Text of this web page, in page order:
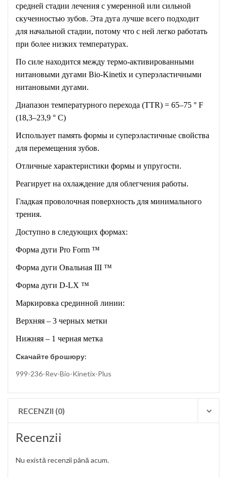
средней стадии лечения с умеренной или сильной
скученностью зубов. Эта дуга лучше всего подходит
для начальной стадии, потому что с ней легко работать
при более низких температурах.
По силе находится между термо-активированными
нитановыми дугами Bio-Kinetix и суперэластичными
нитановыми дугами.
Диапазон температурного перехода (TTR) = 65–75 ° F
(18,3–23,9 ° C)
Использует память формы и суперэластичные свойства
для перемещения зубов.
Отличные характеристики формы и упругости.
Реагирует на охлаждение для облегчения работы.
Гладкая проволочная поверхность для минимального
трения.
Доступно в следующих формах:
Форма дуги Pro Form ™
Форма дуги Овальная III ™
Форма дуги D-LX ™
Маркировка срединной линии:
Верхняя – 3 черных метки
Нижняя – 1 черная метка
Скачайте брошюру:
999-236-Rev-Bio-Kinetix-Plus
RECENZII (0)
Recenzii
Nu există recenzii până acum.